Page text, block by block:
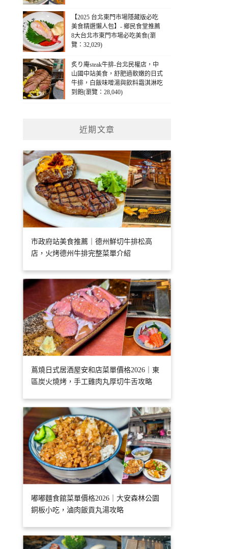
【2025 台北東門市場隱藏版必吃
美食精選懶人包】- 鄉民食堂推薦
8大台北市東門市場必吃美食(瀏
覽：32,029)
炙り庵steak牛排-台北民權店，中
山國中站美食，舒肥過軟嫩的日式
牛排，白飯味噌湯與飲料霜淇淋吃
到飽(瀏覽：28,040)
近期文章
市政府站美食推薦｜德州鮮切牛排松高
店，火烤德州牛排完整菜單介紹
蔦燒日式居酒屋安和店菜單價格2026｜東
區炭火燒烤，手工雞肉丸厚切牛舌攻略
嘟嘟麵食館菜單價格2026｜大安森林公園
銅板小吃，滷肉飯貢丸湯攻略